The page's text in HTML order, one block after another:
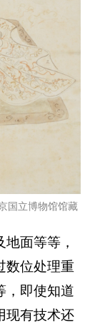
国立博物馆馆藏
面等等，
数位处理重
，即使知道
现有技术还